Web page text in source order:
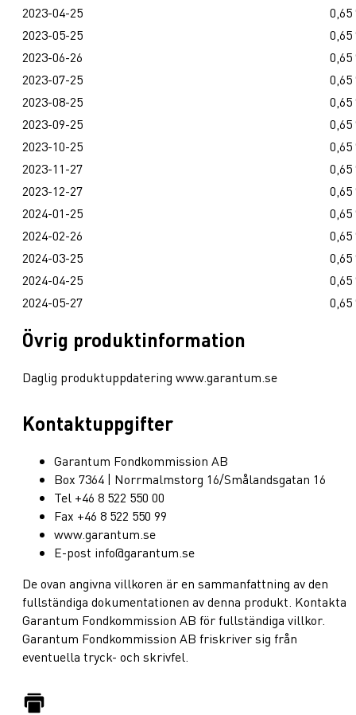
2023-04-25
0,65
2023-05-25
0,65
2023-06-26
0,65
2023-07-25
0,65
2023-08-25
0,65
2023-09-25
0,65
2023-10-25
0,65
2023-11-27
0,65
2023-12-27
0,65
2024-01-25
0,65
2024-02-26
0,65
2024-03-25
0,65
2024-04-25
0,65
2024-05-27
0,65
Övrig produktinformation
Daglig produktuppdatering www.garantum.se
Kontaktuppgifter
Garantum Fondkommission AB
Box 7364 | Norrmalmstorg 16/Smålandsgatan 16
Tel +46 8 522 550 00
Fax +46 8 522 550 99
www.garantum.se
E-post info@garantum.se
De ovan angivna villkoren är en sammanfattning av den
fullständiga dokumentationen av denna produkt. Kontakta
Garantum Fondkommission AB för fullständiga villkor.
Garantum Fondkommission AB friskriver sig från
eventuella tryck- och skrivfel.